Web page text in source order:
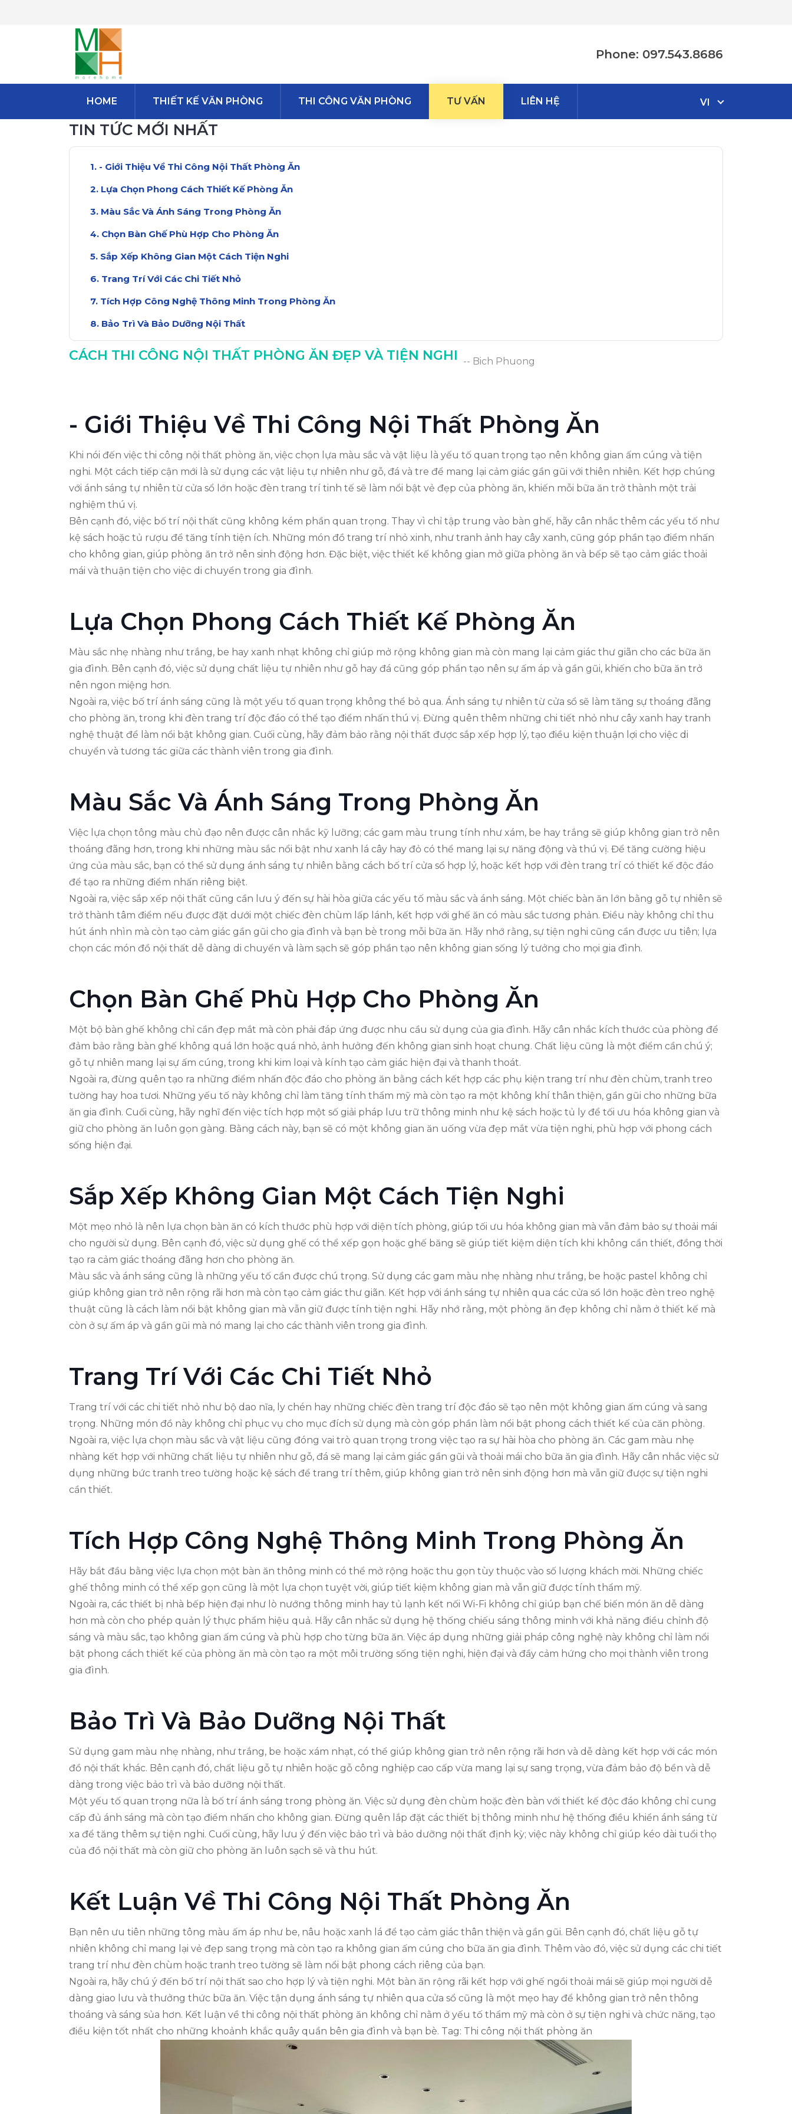
Phone: 097.543.8686
HOME THIẾT KẾ VĂN PHÒNG THI CÔNG VĂN PHÒNG TƯ VẤN LIÊN HỆ VI
TIN TỨC MỚI NHẤT
- Giới Thiệu Về Thi Công Nội Thất Phòng Ăn
Lựa Chọn Phong Cách Thiết Kế Phòng Ăn
Màu Sắc Và Ánh Sáng Trong Phòng Ăn
Chọn Bàn Ghế Phù Hợp Cho Phòng Ăn
Sắp Xếp Không Gian Một Cách Tiện Nghi
Trang Trí Với Các Chi Tiết Nhỏ
Tích Hợp Công Nghệ Thông Minh Trong Phòng Ăn
Bảo Trì Và Bảo Dưỡng Nội Thất
Kết Luận Về Thi Công Nội Thất Phòng Ăn
CÁCH THI CÔNG NỘI THẤT PHÒNG ĂN ĐẸP VÀ TIỆN NGHI -- Bich Phuong
- Giới Thiệu Về Thi Công Nội Thất Phòng Ăn
Khi nói đến việc thi công nội thất phòng ăn, việc chọn lựa màu sắc và vật liệu là yếu tố quan trọng tạo nên không gian ấm cúng và tiện
nghi. Một cách tiếp cận mới là sử dụng các vật liệu tự nhiên như gỗ, đá và tre để mang lại cảm giác gần gũi với thiên nhiên. Kết hợp chúng
với ánh sáng tự nhiên từ cửa sổ lớn hoặc đèn trang trí tinh tế sẽ làm nổi bật vẻ đẹp của phòng ăn, khiến mỗi bữa ăn trở thành một trải
nghiệm thú vị.
Bên cạnh đó, việc bố trí nội thất cũng không kém phần quan trọng. Thay vì chỉ tập trung vào bàn ghế, hãy cân nhắc thêm các yếu tố như
kệ sách hoặc tủ rượu để tăng tính tiện ích. Những món đồ trang trí nhỏ xinh, như tranh ảnh hay cây xanh, cũng góp phần tạo điểm nhấn
cho không gian, giúp phòng ăn trở nên sinh động hơn. Đặc biệt, việc thiết kế không gian mở giữa phòng ăn và bếp sẽ tạo cảm giác thoải
mái và thuận tiện cho việc di chuyển trong gia đình.
Lựa Chọn Phong Cách Thiết Kế Phòng Ăn
Màu sắc nhẹ nhàng như trắng, be hay xanh nhạt không chỉ giúp mở rộng không gian mà còn mang lại cảm giác thư giãn cho các bữa ăn
gia đình. Bên cạnh đó, việc sử dụng chất liệu tự nhiên như gỗ hay đá cũng góp phần tạo nên sự ấm áp và gần gũi, khiến cho bữa ăn trở
nên ngon miệng hơn.
Ngoài ra, việc bố trí ánh sáng cũng là một yếu tố quan trọng không thể bỏ qua. Ánh sáng tự nhiên từ cửa sổ sẽ làm tăng sự thoáng đãng
cho phòng ăn, trong khi đèn trang trí độc đáo có thể tạo điểm nhấn thú vị. Đừng quên thêm những chi tiết nhỏ như cây xanh hay tranh
nghệ thuật để làm nổi bật không gian. Cuối cùng, hãy đảm bảo rằng nội thất được sắp xếp hợp lý, tạo điều kiện thuận lợi cho việc di
chuyển và tương tác giữa các thành viên trong gia đình.
Màu Sắc Và Ánh Sáng Trong Phòng Ăn
Việc lựa chọn tông màu chủ đạo nên được cân nhắc kỹ lưỡng; các gam màu trung tính như xám, be hay trắng sẽ giúp không gian trở nên
thoáng đãng hơn, trong khi những màu sắc nổi bật như xanh lá cây hay đỏ có thể mang lại sự năng động và thú vị. Để tăng cường hiệu
ứng của màu sắc, bạn có thể sử dụng ánh sáng tự nhiên bằng cách bố trí cửa sổ hợp lý, hoặc kết hợp với đèn trang trí có thiết kế độc đáo
để tạo ra những điểm nhấn riêng biệt.
Ngoài ra, việc sắp xếp nội thất cũng cần lưu ý đến sự hài hòa giữa các yếu tố màu sắc và ánh sáng. Một chiếc bàn ăn lớn bằng gỗ tự nhiên sẽ
trở thành tâm điểm nếu được đặt dưới một chiếc đèn chùm lấp lánh, kết hợp với ghế ăn có màu sắc tương phản. Điều này không chỉ thu
hút ánh nhìn mà còn tạo cảm giác gần gũi cho gia đình và bạn bè trong mỗi bữa ăn. Hãy nhớ rằng, sự tiện nghi cũng cần được ưu tiên; lựa
chọn các món đồ nội thất dễ dàng di chuyển và làm sạch sẽ góp phần tạo nên không gian sống lý tưởng cho mọi gia đình.
Chọn Bàn Ghế Phù Hợp Cho Phòng Ăn
Một bộ bàn ghế không chỉ cần đẹp mắt mà còn phải đáp ứng được nhu cầu sử dụng của gia đình. Hãy cân nhắc kích thước của phòng để
đảm bảo rằng bàn ghế không quá lớn hoặc quá nhỏ, ảnh hưởng đến không gian sinh hoạt chung. Chất liệu cũng là một điểm cần chú ý;
gỗ tự nhiên mang lại sự ấm cúng, trong khi kim loại và kính tạo cảm giác hiện đại và thanh thoát.
Ngoài ra, đừng quên tạo ra những điểm nhấn độc đáo cho phòng ăn bằng cách kết hợp các phụ kiện trang trí như đèn chùm, tranh treo
tường hay hoa tươi. Những yếu tố này không chỉ làm tăng tính thẩm mỹ mà còn tạo ra một không khí thân thiện, gần gũi cho những bữa
ăn gia đình. Cuối cùng, hãy nghĩ đến việc tích hợp một số giải pháp lưu trữ thông minh như kệ sách hoặc tủ ly để tối ưu hóa không gian và
giữ cho phòng ăn luôn gọn gàng. Bằng cách này, bạn sẽ có một không gian ăn uống vừa đẹp mắt vừa tiện nghi, phù hợp với phong cách
sống hiện đại.
Sắp Xếp Không Gian Một Cách Tiện Nghi
Một mẹo nhỏ là nên lựa chọn bàn ăn có kích thước phù hợp với diện tích phòng, giúp tối ưu hóa không gian mà vẫn đảm bảo sự thoải mái
cho người sử dụng. Bên cạnh đó, việc sử dụng ghế có thể xếp gọn hoặc ghế băng sẽ giúp tiết kiệm diện tích khi không cần thiết, đồng thời
tạo ra cảm giác thoáng đãng hơn cho phòng ăn.
Màu sắc và ánh sáng cũng là những yếu tố cần được chú trọng. Sử dụng các gam màu nhẹ nhàng như trắng, be hoặc pastel không chỉ
giúp không gian trở nên rộng rãi hơn mà còn tạo cảm giác thư giãn. Kết hợp với ánh sáng tự nhiên qua các cửa sổ lớn hoặc đèn treo nghệ
thuật cũng là cách làm nổi bật không gian mà vẫn giữ được tính tiện nghi. Hãy nhớ rằng, một phòng ăn đẹp không chỉ nằm ở thiết kế mà
còn ở sự ấm áp và gần gũi mà nó mang lại cho các thành viên trong gia đình.
Trang Trí Với Các Chi Tiết Nhỏ
Trang trí với các chi tiết nhỏ như bộ dao nĩa, ly chén hay những chiếc đèn trang trí độc đáo sẽ tạo nên một không gian ấm cúng và sang
trọng. Những món đồ này không chỉ phục vụ cho mục đích sử dụng mà còn góp phần làm nổi bật phong cách thiết kế của căn phòng.
Ngoài ra, việc lựa chọn màu sắc và vật liệu cũng đóng vai trò quan trọng trong việc tạo ra sự hài hòa cho phòng ăn. Các gam màu nhẹ
nhàng kết hợp với những chất liệu tự nhiên như gỗ, đá sẽ mang lại cảm giác gần gũi và thoải mái cho bữa ăn gia đình. Hãy cân nhắc việc sử
dụng những bức tranh treo tường hoặc kệ sách để trang trí thêm, giúp không gian trở nên sinh động hơn mà vẫn giữ được sự tiện nghi
cần thiết.
Tích Hợp Công Nghệ Thông Minh Trong Phòng Ăn
Hãy bắt đầu bằng việc lựa chọn một bàn ăn thông minh có thể mở rộng hoặc thu gọn tùy thuộc vào số lượng khách mời. Những chiếc
ghế thông minh có thể xếp gọn cũng là một lựa chọn tuyệt vời, giúp tiết kiệm không gian mà vẫn giữ được tính thẩm mỹ.
Ngoài ra, các thiết bị nhà bếp hiện đại như lò nướng thông minh hay tủ lạnh kết nối Wi-Fi không chỉ giúp bạn chế biến món ăn dễ dàng
hơn mà còn cho phép quản lý thực phẩm hiệu quả. Hãy cân nhắc sử dụng hệ thống chiếu sáng thông minh với khả năng điều chỉnh độ
sáng và màu sắc, tạo không gian ấm cúng và phù hợp cho từng bữa ăn. Việc áp dụng những giải pháp công nghệ này không chỉ làm nổi
bật phong cách thiết kế của phòng ăn mà còn tạo ra một môi trường sống tiện nghi, hiện đại và đầy cảm hứng cho mọi thành viên trong
gia đình.
Bảo Trì Và Bảo Dưỡng Nội Thất
Sử dụng gam màu nhẹ nhàng, như trắng, be hoặc xám nhạt, có thể giúp không gian trở nên rộng rãi hơn và dễ dàng kết hợp với các món
đồ nội thất khác. Bên cạnh đó, chất liệu gỗ tự nhiên hoặc gỗ công nghiệp cao cấp vừa mang lại sự sang trọng, vừa đảm bảo độ bền và dễ
dàng trong việc bảo trì và bảo dưỡng nội thất.
Một yếu tố quan trọng nữa là bố trí ánh sáng trong phòng ăn. Việc sử dụng đèn chùm hoặc đèn bàn với thiết kế độc đáo không chỉ cung
cấp đủ ánh sáng mà còn tạo điểm nhấn cho không gian. Đừng quên lắp đặt các thiết bị thông minh như hệ thống điều khiển ánh sáng từ
xa để tăng thêm sự tiện nghi. Cuối cùng, hãy lưu ý đến việc bảo trì và bảo dưỡng nội thất định kỳ; việc này không chỉ giúp kéo dài tuổi thọ
của đồ nội thất mà còn giữ cho phòng ăn luôn sạch sẽ và thu hút.
Kết Luận Về Thi Công Nội Thất Phòng Ăn
Bạn nên ưu tiên những tông màu ấm áp như be, nâu hoặc xanh lá để tạo cảm giác thân thiện và gần gũi. Bên cạnh đó, chất liệu gỗ tự
nhiên không chỉ mang lại vẻ đẹp sang trọng mà còn tạo ra không gian ấm cúng cho bữa ăn gia đình. Thêm vào đó, việc sử dụng các chi tiết
trang trí như đèn chùm hoặc tranh treo tường sẽ làm nổi bật phong cách riêng của bạn.
Ngoài ra, hãy chú ý đến bố trí nội thất sao cho hợp lý và tiện nghi. Một bàn ăn rộng rãi kết hợp với ghế ngồi thoải mái sẽ giúp mọi người dễ
dàng giao lưu và thưởng thức bữa ăn. Việc tận dụng ánh sáng tự nhiên qua cửa sổ cũng là một mẹo hay để không gian trở nên thông
thoáng và sáng sủa hơn. Kết luận về thi công nội thất phòng ăn không chỉ nằm ở yếu tố thẩm mỹ mà còn ở sự tiện nghi và chức năng, tạo
điều kiện tốt nhất cho những khoảnh khắc quây quần bên gia đình và bạn bè. Tag: Thi công nội thất phòng ăn